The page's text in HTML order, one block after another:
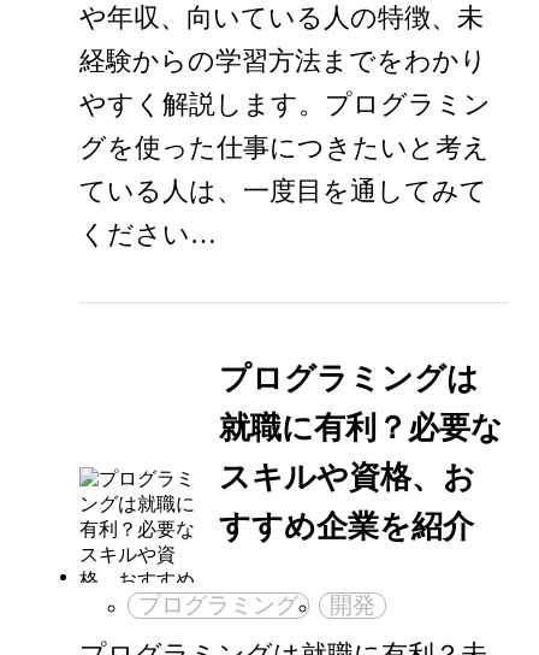
や年収、向いている人の特徴、未
経験からの学習方法までをわかり
やすく解説します。プログラミン
グを使った仕事につきたいと考え
ている人は、一度目を通してみて
ください…
プログラミングは
就職に有利？必要な
スキルや資格、お
すすめ企業を紹介
プログラミング 開発